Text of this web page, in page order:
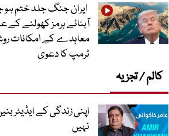
ایران جنگ جلد ختم ہو
آبنائے ہرمز کھولنے کے
معاہدے کے امکانات
ٹرمپ کا دعویٰ
کالم / تجزیہ
اپنی زندگی کے ایڈیٹر
نہیں